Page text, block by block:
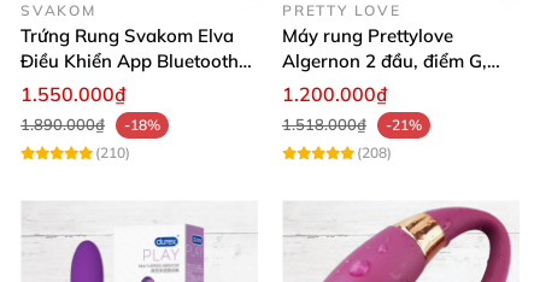
SVAKOM
Trứng Rung Svakom Elva
Điều Khiển App Bluetooth
Kích Thích
1.550.000₫
1.890.000₫
-18%
(210)
PRETTY LOVE
Máy rung Prettylove
Algernon 2 đầu, điểm G,
cao cấp không dây
1.200.000₫
1.518.000₫
-21%
(208)